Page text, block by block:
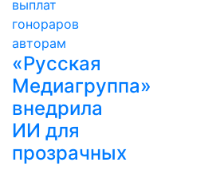
«Русская
Медиагруппа»
внедрила
ИИ для
прозрачных